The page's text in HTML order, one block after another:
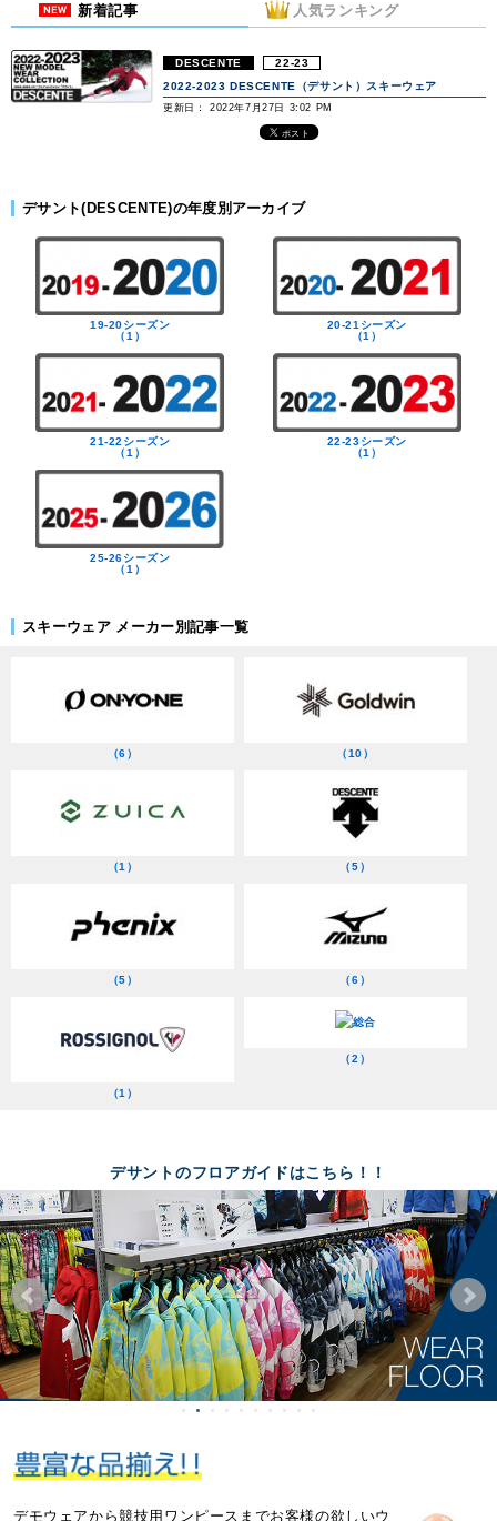
新着記事 人気ランキング
DESCENTE
22-23
2022-2023 DESCENTE（デサント）スキーウェア
更新日： 2022年7月27日 3:02 PM
デサント(DESCENTE)の年度別アーカイブ
19-20シーズン
（1）
20-21シーズン
（1）
21-22シーズン
（1）
22-23シーズン
（1）
25-26シーズン
（1）
スキーウェア メーカー別記事一覧
（6） （10）
（1） （5）
（5） （6）
（1）
（2）
デサントのフロアガイドはこちら！！
デモウェアから競技用ワンピースまでお客様の欲しいウ